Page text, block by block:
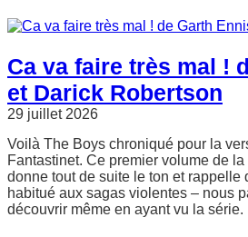
Ca va faire très mal !
et Darick Robertson
29 juillet 2026
Voilà The Boys chroniqué pour la
Fantastinet. Ce premier volume de
donne tout de suite le ton et rappelle
habitué aux sagas violentes – nous
découvrir même en ayant vu la série.